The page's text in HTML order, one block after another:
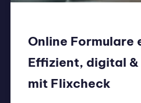
Online Formulare
Effizient, digital
mit Flixcheck